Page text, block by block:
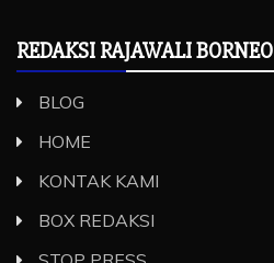
REDAKSI RAJAWALI BORNEO
BLOG
HOME
KONTAK KAMI
BOX REDAKSI